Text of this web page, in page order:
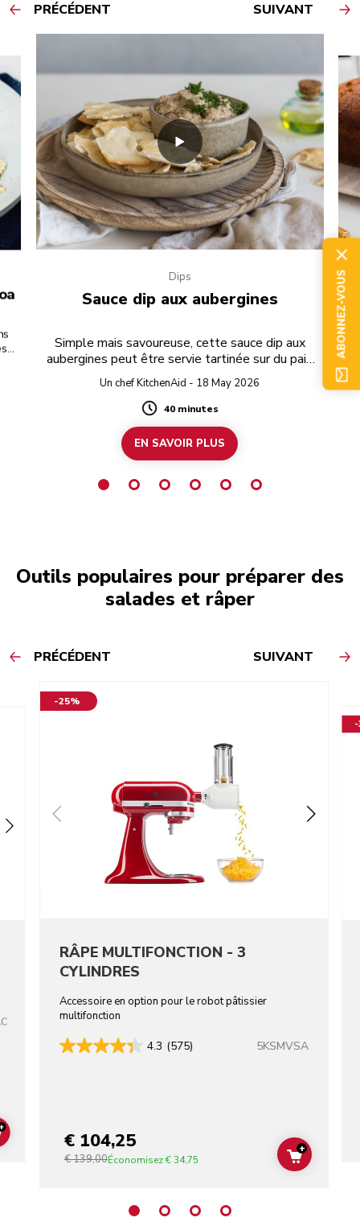
PRÉCÉDENT SUIVANT
Dips
Sauce dip aux aubergines
Simple mais savoureuse, cette sauce dip aux
aubergines peut être servie tartinée sur du pain
grillé ou pour y tremper des biscuits lors d’une
fête.
Un chef KitchenAid - 18 May 2026
Duration
40 minutes
EN SAVOIR PLUS
Outils populaires pour préparer des
salades et râper
PRÉCÉDENT SUIVANT
ADD TO CART
-25%
RÂPE MULTIFONCTION - 3
CYLINDRES
Accessoire en option pour le robot pâtissier
multifonction
4.3 (575) 5KSMVSA
€ 104,25
€ 139,00Économisez€ 34,75 ADD TO
+
-
ABONNEZ-VOUS